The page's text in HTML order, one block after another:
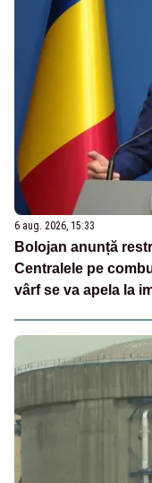
6 aug. 2026, 15:33
Bolojan anunță
Centralele pe
vârf se va apela la